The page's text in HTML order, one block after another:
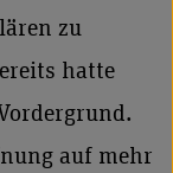
zu
hatte
auf mehr